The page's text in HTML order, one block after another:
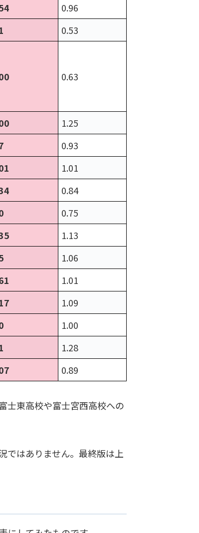
0.96
0.53
0.63
1.25
0.93
1.01
0.84
0.75
1.13
1.06
1.01
1.09
1.00
1.28
0.89
士東高校や富士宮西高校への
ではありません。最終版は上